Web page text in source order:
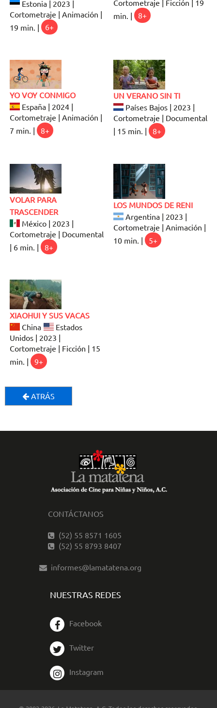
Estonia | 2023 |
Cortometraje | Animación |
19 min. |
6+
Cortometraje | Ficción | 19
min. |
8+
YO VOY CONMIGO
España | 2024 |
Cortometraje | Animación |
7 min. |
8+
UN VERANO SIN TI
Países Bajos | 2023 |
Cortometraje | Documental
| 15 min. |
8+
VOLAR PARA
TRASCENDER
México | 2023 |
Cortometraje | Documental
| 6 min. |
8+
LOS MUNDOS DE RENI
Argentina | 2023 |
Cortometraje | Animación |
10 min. |
5+
XIAOHUI Y SUS VACAS
China
Estados
Unidos | 2023 |
Cortometraje | Ficción | 15
min. |
9+
ATRÁS
CONTÁCTANOS
(52) 55 8571 1605
(52) 55 8793 8407
informes@lamatatena.org
NUESTRAS REDES
Facebook
Twitter
Instagram